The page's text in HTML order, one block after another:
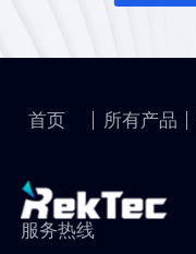
首页 所有产品
服务热线